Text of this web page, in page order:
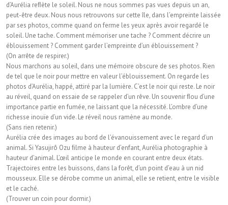
d’Aurélia reﬂète le soleil. Nous ne nous sommes pas vues depuis un an,
peut-être deux. Nous nous retrouvons sur cette île, dans l’empreinte laissée
par ses photos, comme quand on ferme les yeux après avoir regardé le
soleil. Une tache. Comment mémoriser une tache ? Comment décrire un
éblouissement ? Comment garder l’empreinte d’un éblouissement ?
(On arrête de respirer.)
Nous marchons au soleil, dans une mémoire obscure de ses photos. Rien
de tel que le noir pour mettre en valeur l’éblouissement. On regarde les
photos d’Aurélia, happé, attiré par la lumière. C’est le noir qui reste. Le noir
au réveil, quand on essaie de se rappeler d’un rêve. Un souvenir ﬂou d’une
importance partie en fumée, ne laissant que la nécessité. L’ombre d’une
richesse inouïe d’un vide. Le réveil nous ramène au monde.
(Sans rien retenir.)
Aurélia crée des images au bord de l’évanouissement avec le regard d’un
animal. Si Yasujirô Ozu ﬁlme à hauteur d’enfant, Aurélia photographie à
hauteur d’animal. L’œil anticipe le monde en courant entre deux états.
Trajectoires entre les buissons, dans la forêt, d’un point d’eau à un nid
mousseux. Elle se dérobe comme un animal, elle se retient, entre le visible
et le caché.
(Trouver un coin pour dormir.)